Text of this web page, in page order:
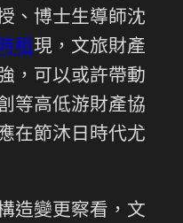
、博士生導師沈
租現，文旅財產
，可以或許帶動
等高低游財產協
在節沐日時代尤
造變更察看，文